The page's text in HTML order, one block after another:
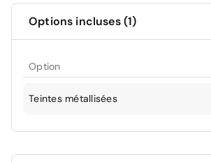
Options incluses (1)
Option
Teintes métallisées